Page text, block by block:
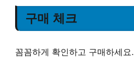
구매 체크
꼼꼼하게 확인하고 구매하세요.